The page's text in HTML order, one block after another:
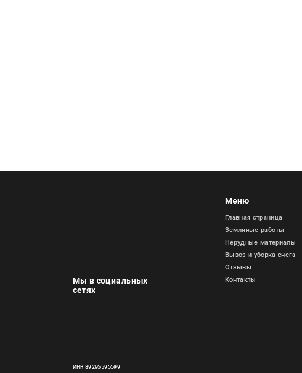
Мы в социальных
сетях
Меню
Главная страница
Земляные работы
Нерудные материалы
Вывоз и уборка снега
Отзывы
Контакты
ИНН 89295595599